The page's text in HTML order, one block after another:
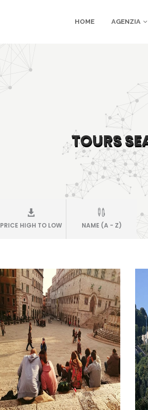
HOME AGENZIA
TOURS
PRICE HIGH TO LOW NAME (A - Z)